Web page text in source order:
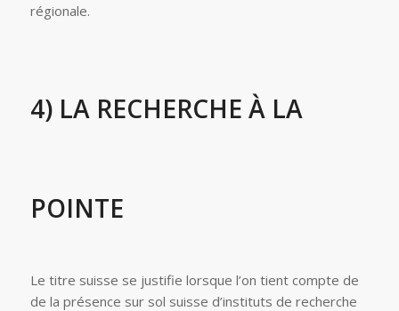
régionale.
4) LA RECHERCHE À LA
POINTE
Le titre suisse se justifie lorsque l’on tient compte de
de la présence sur sol suisse d’instituts de recherche